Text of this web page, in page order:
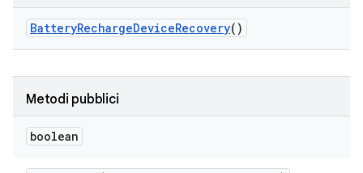
BatteryRechargeDeviceRecovery()
Metodi pubblici
boolean